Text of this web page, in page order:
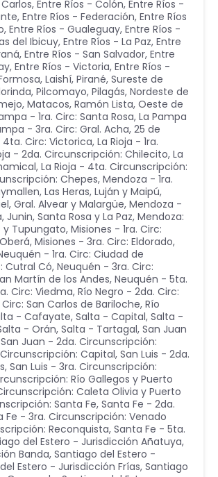
, Entre Ríos - Colón, Entre Ríos -
, Entre Ríos - Federación, Entre Ríos
, Entre Ríos - Gualeguay, Entre Ríos -
del Ibicuy, Entre Ríos - La Paz, Entre
, Entre Ríos - San Salvador, Entre
, Entre Ríos - Victoria, Entre Ríos -
Laishí, Pirané, Sureste de
Pilcomayo, Pilagás, Nordeste de
Matacos, Ramón Lista, Oeste de
- 1ra. Circ: Santa Rosa, La Pampa
- 3ra. Circ: Gral. Acha, 25 de
Circ: Victorica, La Rioja - 1ra.
- 2da. Circunscripción: Chilecito, La
, La Rioja - 4ta. Circunscripción:
Chepes, Mendoza - 1ra.
Las Heras, Luján y Maipú,
Gral. Alvear y Malargüe, Mendoza -
Junin, Santa Rosa y La Paz, Mendoza:
y Tupungato, Misiones - 1ra. Circ:
, Misiones - 3ra. Circ: Eldorado,
- 1ra. Circ: Ciudad de
Cutral Có, Neuquén - 3ra. Circ:
Martín de los Andes, Neuquén - 5ta.
Circ: Viedma, Río Negro - 2da. Circ:
San Carlos de Bariloche, Río
- Cafayate, Salta - Capital, Salta -
- Orán, Salta - Tartagal, San Juan
San Juan - 2da. Circunscripción:
Circunscripción: Capital, San Luis - 2da.
, San Luis - 3ra. Circunscripción:
Río Gallegos y Puerto
Caleta Olivia y Puerto
Santa Fe, Santa Fe - 2da.
Fe - 3ra. Circunscripción: Venado
Reconquista, Santa Fe - 5ta.
del Estero - Jurisdicción Añatuya,
Banda, Santiago del Estero -
Estero - Jurisdicción Frías, Santiago